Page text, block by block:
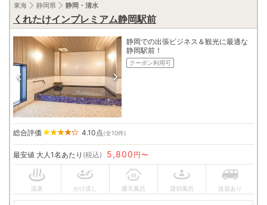
東海 静岡県 静岡・清水
くれたけインプレミアム静岡駅前
静岡での出張ビジネス＆観光に最適な
静岡駅前！
クーポン利用可
総合評価 4.10点(全10件)
最安値 大人1名あたり (税込) 5,800 円〜